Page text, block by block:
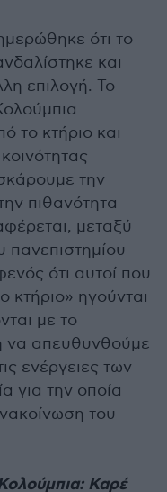
ότι το
και
επιλογή. Το
το κτήριο και
την
πιθανότητα
μεταξύ
ότι αυτοί που
κτήριο» ηγούνται
με το
να απευθυνθούμε
ενέργειες των
για την οποία
του
Καρέ